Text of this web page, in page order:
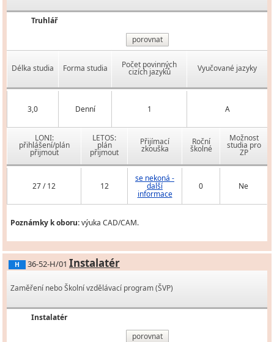
Truhlář
porovnat
Délka studia Forma studia Počet povinných
cizích jazyků Vyučované jazyky
3,0 Denní 1 A
LONI:
přihlášení/plán
přijmout
LETOS:
plán
přijmout
Přijímací
zkouška
Roční
školné
Možnost
studia pro
ZP
27 / 12 12
se nekoná -
další
informace
0 Ne
Poznámky k oboru:výuka CAD/CAM.
H 36-52-H/01 Instalatér
Zaměření nebo Školní vzdělávací program (ŠVP)
Instalatér
porovnat